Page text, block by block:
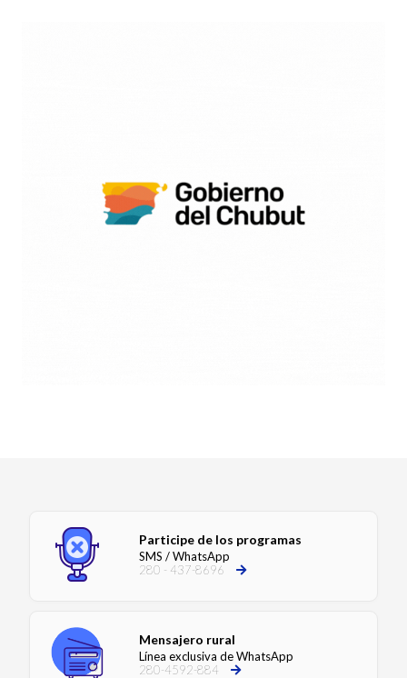
Participe de los programas
SMS / WhatsApp
280 - 437-8696
Mensajero rural
Línea exclusiva de WhatsApp
280-4592-884